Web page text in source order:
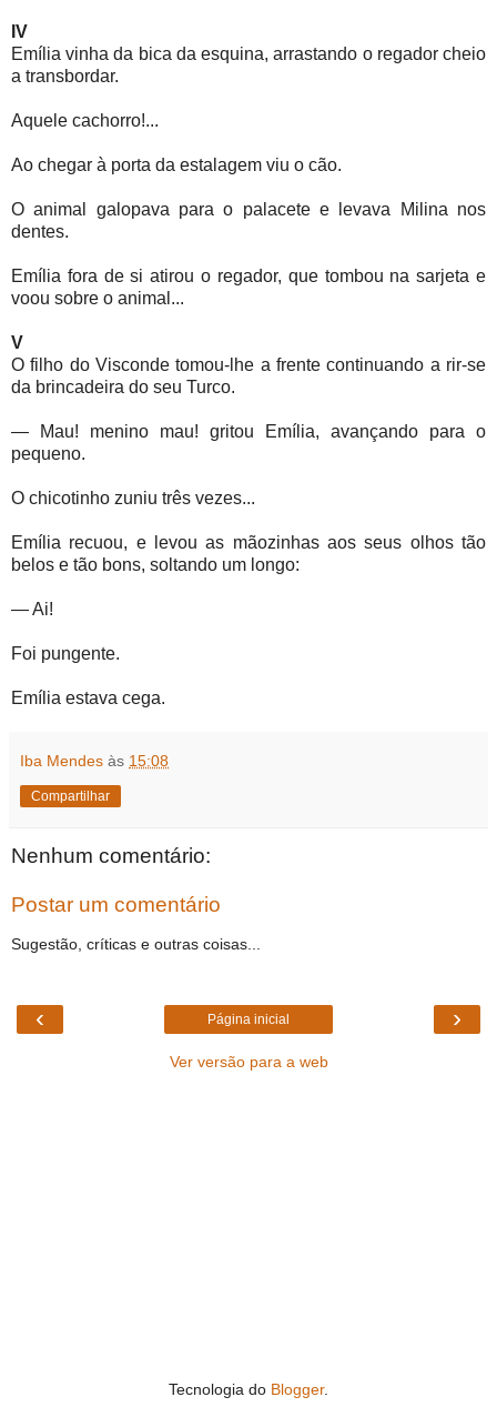
IV
Emília vinha da bica da esquina, arrastando o regador cheio
a transbordar.
Aquele cachorro!...
Ao chegar à porta da estalagem viu o cão.
O animal galopava para o palacete e levava Milina nos
dentes.
Emília fora de si atirou o regador, que tombou na sarjeta e
voou sobre o animal...
V
O filho do Visconde tomou-lhe a frente continuando a rir-se
da brincadeira do seu Turco.
— Mau! menino mau! gritou Emília, avançando para o
pequeno.
O chicotinho zuniu três vezes...
Emília recuou, e levou as mãozinhas aos seus olhos tão
belos e tão bons, soltando um longo:
— Ai!
Foi pungente.
Emília estava cega.
Iba Mendes às 15:08
Compartilhar
Nenhum comentário:
Postar um comentário
Sugestão, críticas e outras coisas...
‹ ›
Página inicial
Ver versão para a web
Tecnologia do Blogger.